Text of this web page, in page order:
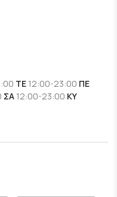
ψαροταβέρνα με
ζεστασιά και
ΤΕ 12:00-23:00 ΠΕ
ΣΑ 12:00-23:00 ΚΥ